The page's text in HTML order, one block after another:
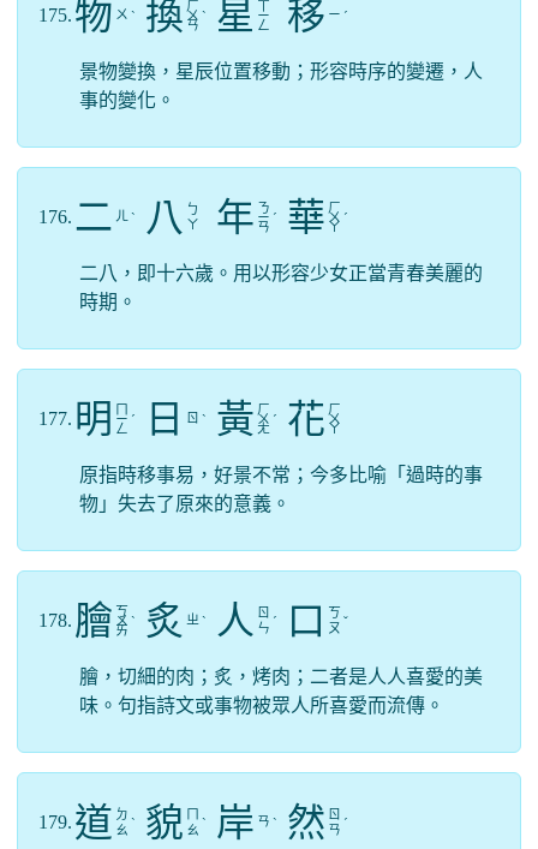
175. 物 ㄨ ˋ 換 ㄏ
ㄨ
ㄢ
ˋ 星 ㄧ
ㄥ 移 ㄧ ˊ
景物變換，星辰位置移動；形容時序的變遷，人
事的變化。
176. 二 ㄦ ˋ 八 ㄅ
ㄚ
年 ㄋ
ㄧ
ㄢ
ˊ 華 ㄏ
ㄨ
ㄚ
ˊ
二八，即十六歲。用以形容少女正當青春美麗的
時期。
177. 明 ㄧ
ㄥ
ˊ 日 ㄖ ˋ 黃 ㄏ
ㄨ
ㄤ
ˊ 花 ㄏ
ㄨ
ㄚ
原指時移事易，好景不常；今多比喻「過時的事
物」失去了原來的意義。
178. 膾 ㄎ
ㄨ
ㄞ
ˋ 炙 ㄓ ˋ 人 ㄖ
ㄣ ˊ 口
ㄎ
ㄡ ˇ
膾，切細的肉；炙，烤肉；二者是人人喜愛的美
味。句指詩文或事物被眾人所喜愛而流傳。
179. 道 ㄉ
ㄠ ˋ 貌 ㄠ ˋ 岸 ㄢ ˋ 然 ㄖ
ㄢ ˊ